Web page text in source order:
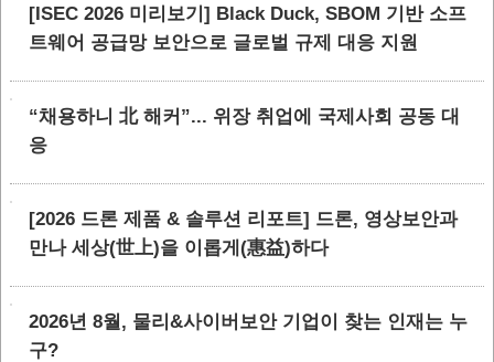
[ISEC 2026 미리보기] Black Duck, SBOM 기반 소프
트웨어 공급망 보안으로 글로벌 규제 대응 지원
“채용하니 北 해커”... 위장 취업에 국제사회 공동 대
응
[2026 드론 제품 & 솔루션 리포트] 드론, 영상보안과
만나 세상(世上)을 이롭게(惠益)하다
2026년 8월, 물리&사이버보안 기업이 찾는 인재는 누
구?